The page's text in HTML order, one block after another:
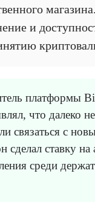
и
платформы
что далеко
связаться с
сделал ставку на
среди